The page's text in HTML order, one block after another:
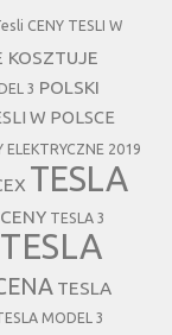
CENY TESLI W
KOSZTUJE
3 POLSKI
W POLSCE
ELEKTRYCZNE 2019
TESLA
TESLA 3
TESLA
TESLA
MODEL 3